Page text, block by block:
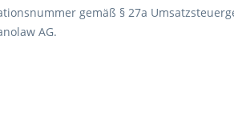
gemäß § 27a
AG.